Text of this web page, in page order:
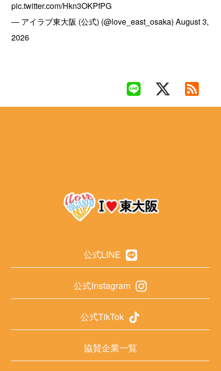
pic.twitter.com/Hkn3OKPfPG
— アイラブ東大阪 (公式) (@love_east_osaka)August 3,
2026
公式LINE
公式Instagram
公式TikTok
協賛企業一覧